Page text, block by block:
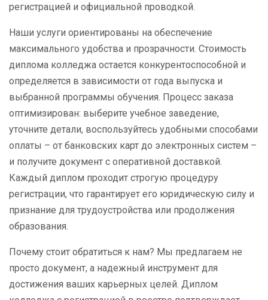
регистрацией и официальной проводкой.
Наши услуги ориентированы на обеспечение
максимального удобства и прозрачности. Стоимость
диплома колледжа остается конкурентоспособной и
определяется в зависимости от года выпуска и
выбранной программы обучения. Процесс заказа
оптимизирован: выберите учебное заведение,
уточните детали, воспользуйтесь удобными способами
оплаты – от банковских карт до электронных систем –
и получите документ с оперативной доставкой.
Каждый диплом проходит строгую процедуру
регистрации, что гарантирует его юридическую силу и
признание для трудоустройства или продолжения
образования.
Почему стоит обратиться к нам? Мы предлагаем не
просто документ, а надежный инструмент для
достижения ваших карьерных целей. Диплом